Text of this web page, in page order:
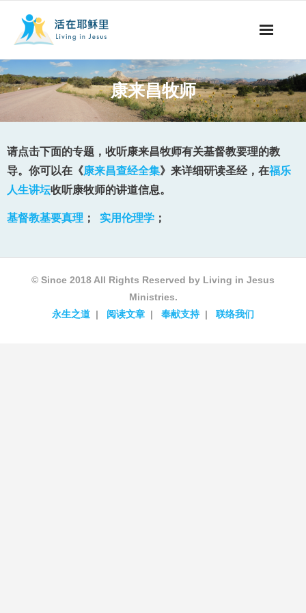
事工概要
阅读文章
永生之道
奉献支持
康来昌牧师
请点击下面的专题，收听康来昌牧师有关基督教要理的教
导。你可以在《康来昌查经全集》来详细研读圣经，在福乐
人生讲坛收听康牧师的讲道信息。
基督教基要真理 ； 实用伦理学 ；
© Since 2018 All Rights Reserved by Living in Jesus
Ministries.
永生之道
阅读文章 奉献支持 联络我们